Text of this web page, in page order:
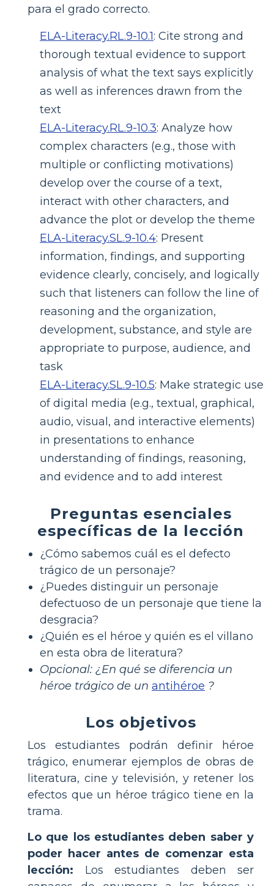
para el grado correcto.
ELA-Literacy.RL.9-10.1: Cite strong and
thorough textual evidence to support
analysis of what the text says explicitly
as well as inferences drawn from the
text
ELA-Literacy.RL.9-10.3: Analyze how
complex characters (e.g., those with
multiple or conflicting motivations)
develop over the course of a text,
interact with other characters, and
advance the plot or develop the theme
ELA-Literacy.SL.9-10.4: Present
information, findings, and supporting
evidence clearly, concisely, and logically
such that listeners can follow the line of
reasoning and the organization,
development, substance, and style are
appropriate to purpose, audience, and
task
ELA-Literacy.SL.9-10.5: Make strategic use
of digital media (e.g., textual, graphical,
audio, visual, and interactive elements)
in presentations to enhance
understanding of findings, reasoning,
and evidence and to add interest
Preguntas esenciales
específicas de la lección
¿Cómo sabemos cuál es el defecto
trágico de un personaje?
¿Puedes distinguir un personaje
defectuoso de un personaje que tiene la
desgracia?
¿Quién es el héroe y quién es el villano
en esta obra de literatura?
Opcional: ¿En qué se diferencia un
héroe trágico de un antihéroe ?
Los objetivos
Los estudiantes podrán definir héroe
trágico, enumerar ejemplos de obras de
literatura, cine y televisión, y retener los
efectos que un héroe trágico tiene en la
trama.
Lo que los estudiantes deben saber y
poder hacer antes de comenzar esta
lección: Los estudiantes deben ser